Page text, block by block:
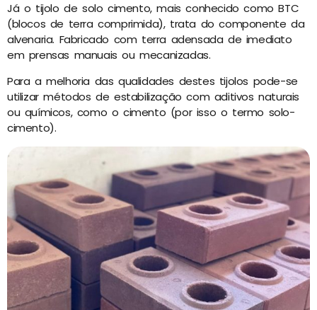
Já o tijolo de solo cimento, mais conhecido como BTC
(blocos de terra comprimida), trata do componente da
alvenaria. Fabricado com terra adensada de imediato
em prensas manuais ou mecanizadas.
Para a melhoria das qualidades destes tijolos pode-se
utilizar métodos de estabilização com aditivos naturais
ou químicos, como o cimento (por isso o termo solo-
cimento).